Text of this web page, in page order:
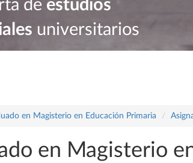
de estudios
universitarios
en Magisterio en Educación Primaria
en Magisterio